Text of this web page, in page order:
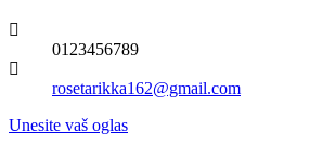
0123456789
rosetarikka162@gmail.com
Unesite vaš oglas